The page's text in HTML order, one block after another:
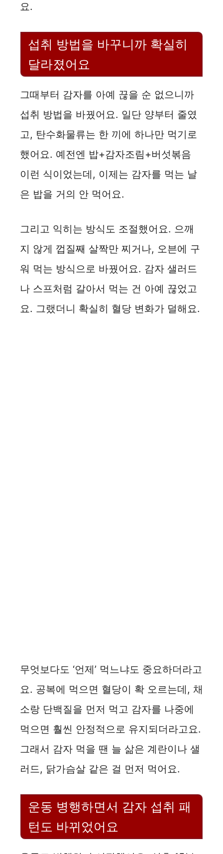
o
요.
섭취 방법을 바꾸니까 확실히
달라졌어요
그때부터 감자를 아예 끊을 순 없으니까
섭취 방법을 바꿨어요. 일단 양부터 줄였
고, 탄수화물류는 한 끼에 하나만 먹기로
했어요. 예전엔 밥+감자조림+버섯볶음
이런 식이었는데, 이제는 감자를 먹는 날
은 밥을 거의 안 먹어요.
그리고 익히는 방식도 조절했어요. 으깨
지 않게 껍질째 살짝만 찌거나, 오븐에 구
워 먹는 방식으로 바꿨어요. 감자 샐러드
나 스프처럼 갈아서 먹는 건 아예 끊었고
요. 그랬더니 확실히 혈당 변화가 덜해요.
무엇보다도 ‘언제’ 먹느냐도 중요하더라고
요. 공복에 먹으면 혈당이 확 오르는데, 채
소랑 단백질을 먼저 먹고 감자를 나중에
먹으면 훨씬 안정적으로 유지되더라고요.
그래서 감자 먹을 땐 늘 삶은 계란이나 샐
러드, 닭가슴살 같은 걸 먼저 먹어요.
운동 병행하면서 감자 섭취 패
턴도 바뀌었어요